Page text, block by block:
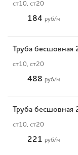
ст10, ст20
184 руб/м
Труба бесшовная
ст10, ст20
488 руб/м
Труба бесшовная
ст10, ст20
221 руб/м